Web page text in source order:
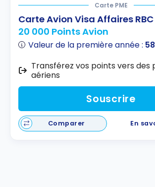
Carte PME
Carte Avion Visa Affaires RBC
20 000 Points Avion
Valeur de la première année :
Transférez vos points vers des
aériens
Souscrire
Comparer En